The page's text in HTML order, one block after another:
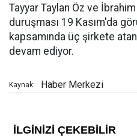
Tayyar Taylan Öz ve İbrahim
duruşması 19 Kasım'da
kapsamında üç şirkete
devam ediyor.
Kaynak: Haber Merkezi